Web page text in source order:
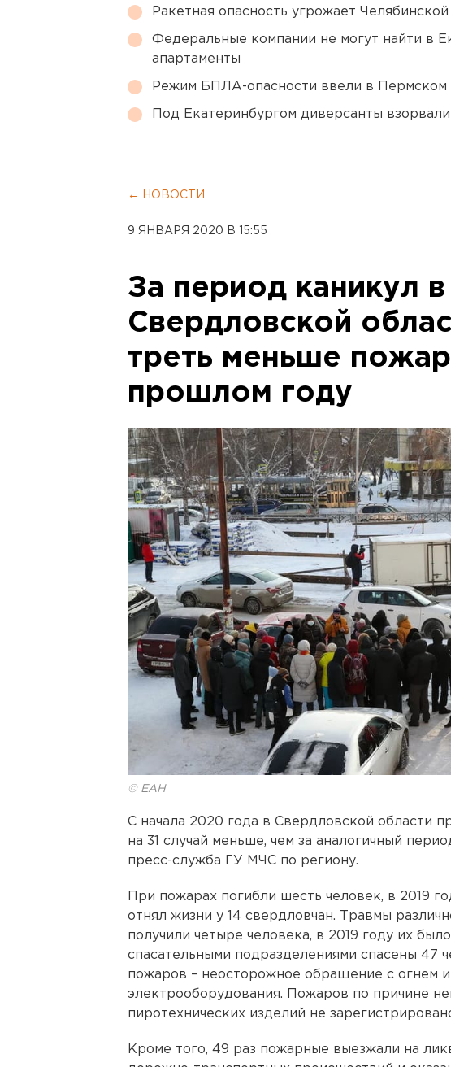
Ракетная опасность угрожает Челябинской
Федеральные компании не могут найти в
апартаменты
Режим БПЛА-опасности ввели в Пермском
Под Екатеринбургом диверсанты
← НОВОСТИ
9 ЯНВАРЯ 2020 В 15:55
За период каникул в
Свердловской
треть меньше
прошлом году
© ЕАН
С начала 2020 года в Свердловской области
на 31 случай меньше, чем за аналогичный
пресс-служба ГУ МЧС по региону.
При пожарах погибли шесть человек, в 2019
отнял жизни у 14 свердловчан. Травмы
получили четыре человека, в 2019 году их
спасательными подразделениями спасены 47
пожаров – неосторожное обращение с огнем
электрооборудования. Пожаров по причине
пиротехнических изделий не
Кроме того, 49 раз пожарные выезжали на